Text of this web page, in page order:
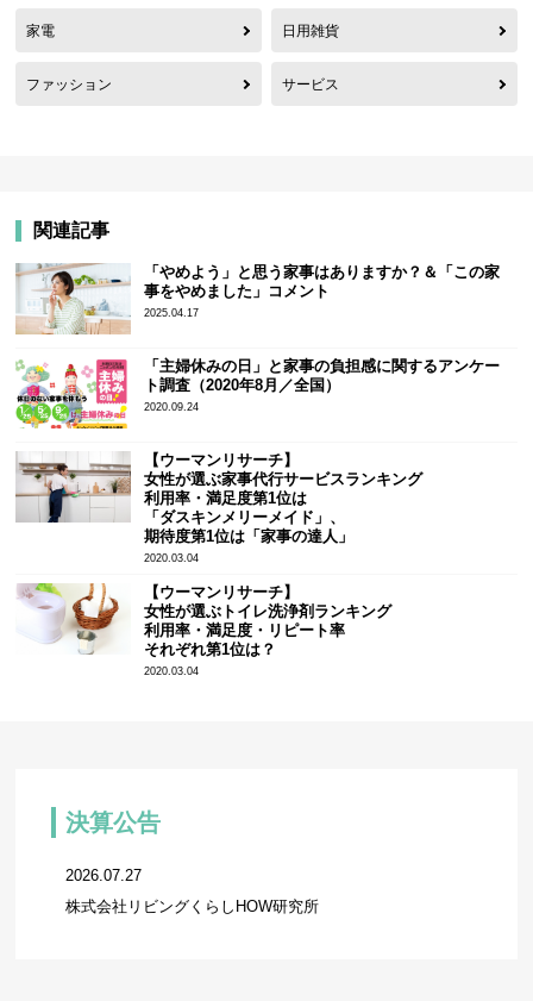
家電 日用雑貨
ファッション サービス
関連記事
「やめよう」と思う家事はありますか？＆「この家
事をやめました」コメント
2025.04.17
「主婦休みの日」と家事の負担感に関するアンケー
ト調査（2020年8月／全国）
2020.09.24
【ウーマンリサーチ】
女性が選ぶ家事代行サービスランキング
利用率・満足度第1位は
「ダスキンメリーメイド」、
期待度第1位は「家事の達人」
2020.03.04
【ウーマンリサーチ】
女性が選ぶトイレ洗浄剤ランキング
利用率・満足度・リピート率
それぞれ第1位は？
2020.03.04
決算公告
2026.07.27
株式会社リビングくらしHOW研究所